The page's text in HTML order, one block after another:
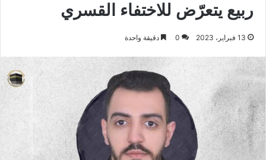
ربيع يتعرّض للاختفاء القسري
13 فبراير، 2023 0 دقيقة واحدة